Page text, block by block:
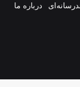
درباره ما